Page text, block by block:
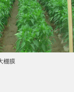
棚膜